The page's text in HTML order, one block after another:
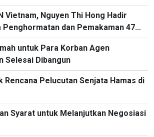
Vietnam, Nguyen Thi Hong Hadir
Penghormatan dan Pemakaman 47
yang Gugur pada Tahun 1951
untuk Para Korban Agen
Selesai Dibangun
Rencana Pelucutan Senjata Hamas di
Syarat untuk Melanjutkan Negosiasi